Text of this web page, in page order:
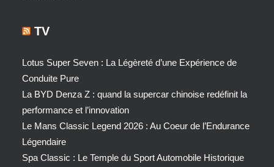
TV
Lotus Super Seven : La Légèreté d’une Expérience de
Conduite Pure
La BYD Denza Z : quand la supercar chinoise redéfinit la
performance et l’innovation
Le Mans Classic Legend 2026 : Au Coeur de l’Endurance
Légendaire
Spa Classic : Le Temple du Sport Automobile Historique